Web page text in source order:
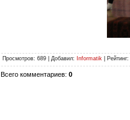
Просмотров: 689 | Добавил: Informatik Рейтинг:
Всего комментариев: 0